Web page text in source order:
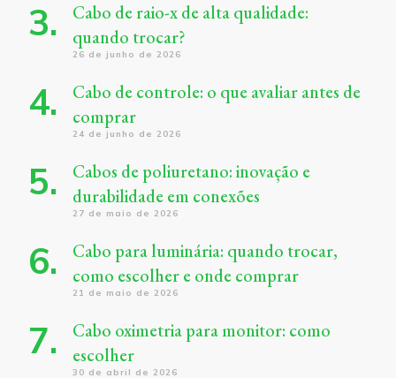
Cabo de raio-x de alta qualidade:
quando trocar?
26 de junho de 2026
Cabo de controle: o que avaliar antes de
comprar
24 de junho de 2026
Cabos de poliuretano: inovação e
durabilidade em conexões
27 de maio de 2026
Cabo para luminária: quando trocar,
como escolher e onde comprar
21 de maio de 2026
Cabo oximetria para monitor: como
escolher
30 de abril de 2026